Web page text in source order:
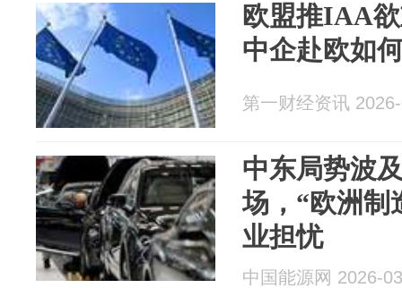
欧盟推IAA
中企赴欧如
第一财经资讯
中东局势波
场，“欧洲制
业担忧
中国能源网 2026-